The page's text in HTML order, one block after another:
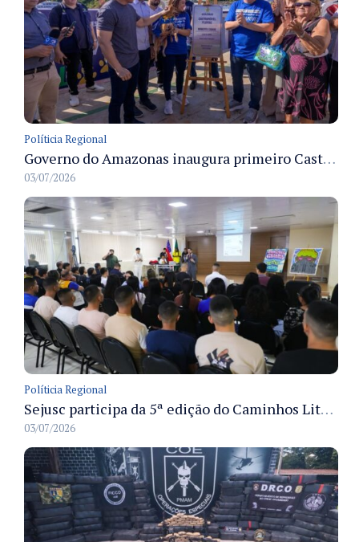
Políticia Regional
Governo do Amazonas inaugura primeiro Castramóvel Fluvial para atendimento veterinário às comunidades ribeirinhas e castração gratuita
03/07/2026
Políticia Regional
Sejusc participa da 5ª edição do Caminhos Literários com foco na cultura hip-hop nas unidades socioeducativas
03/07/2026